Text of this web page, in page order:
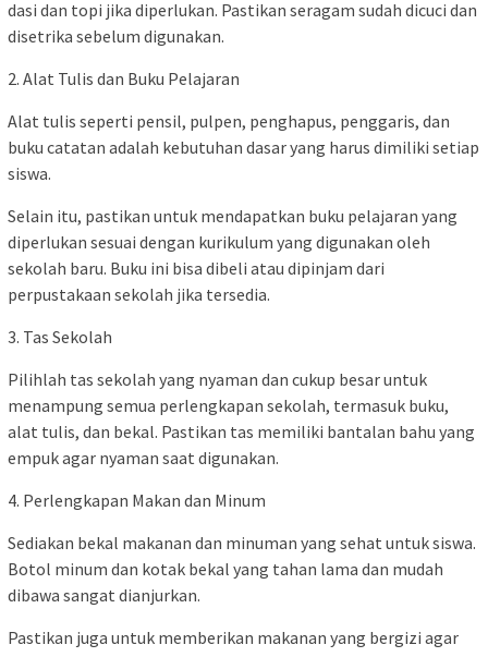
dasi dan topi jika diperlukan. Pastikan seragam sudah dicuci dan
disetrika sebelum digunakan.
2. Alat Tulis dan Buku Pelajaran
Alat tulis seperti pensil, pulpen, penghapus, penggaris, dan
buku catatan adalah kebutuhan dasar yang harus dimiliki setiap
siswa.
Selain itu, pastikan untuk mendapatkan buku pelajaran yang
diperlukan sesuai dengan kurikulum yang digunakan oleh
sekolah baru. Buku ini bisa dibeli atau dipinjam dari
perpustakaan sekolah jika tersedia.
3. Tas Sekolah
Pilihlah tas sekolah yang nyaman dan cukup besar untuk
menampung semua perlengkapan sekolah, termasuk buku,
alat tulis, dan bekal. Pastikan tas memiliki bantalan bahu yang
empuk agar nyaman saat digunakan.
4. Perlengkapan Makan dan Minum
Sediakan bekal makanan dan minuman yang sehat untuk siswa.
Botol minum dan kotak bekal yang tahan lama dan mudah
dibawa sangat dianjurkan.
Pastikan juga untuk memberikan makanan yang bergizi agar